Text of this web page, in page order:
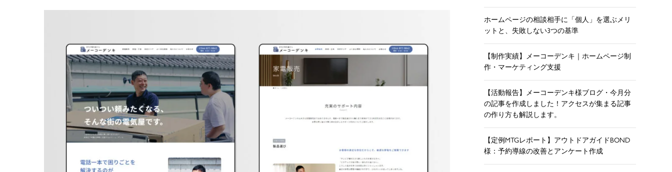
ホームページの相談相手に「個人」を選ぶメリ
ットと、失敗しない3つの基準
【制作実績】メーコーデンキ｜ホームページ制
作・マーケティング支援
【活動報告】メーコーデンキ様ブログ・今月分
の記事を作成しました！アクセスが集まる記事
の作り方も解説します。
【定例MTGレポート】アウトドアガイドBOND
様：予約導線の改善とアンケート作成